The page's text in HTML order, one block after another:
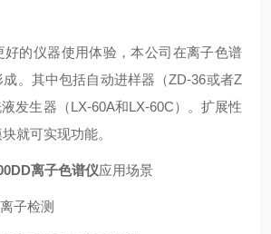
好的仪器使用体验，本公司在离子色谱
。其中包括自动进样器（ZD-36或者Z
发生器（LX-60A和LX-60C）。扩展性
就可实现功能。
离子色谱仪应用场景
子检测